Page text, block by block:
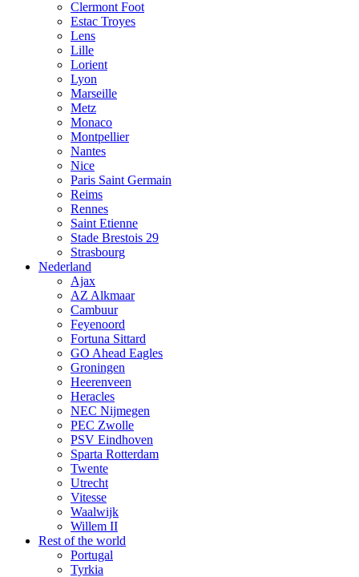
Clermont Foot
Estac Troyes
Lens
Lille
Lorient
Lyon
Marseille
Metz
Monaco
Montpellier
Nantes
Nice
Paris Saint Germain
Reims
Rennes
Saint Etienne
Stade Brestois 29
Strasbourg
Nederland
Ajax
AZ Alkmaar
Cambuur
Feyenoord
Fortuna Sittard
GO Ahead Eagles
Groningen
Heerenveen
Heracles
NEC Nijmegen
PEC Zwolle
PSV Eindhoven
Sparta Rotterdam
Twente
Utrecht
Vitesse
Waalwijk
Willem II
Rest of the world
Portugal
Tyrkia